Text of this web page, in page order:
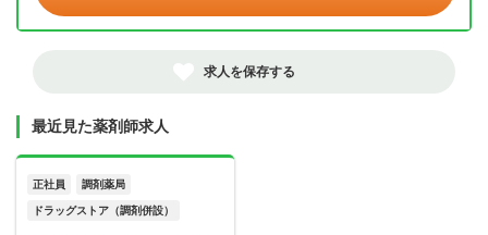
求人を保存する
最近見た薬剤師求人
正社員 調剤薬局
ドラッグストア（調剤併設）